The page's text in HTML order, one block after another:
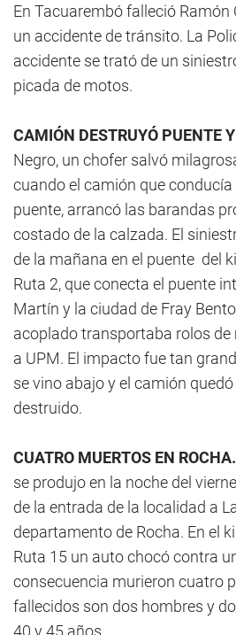
En Tacuarembó falleció Ramón
un accidente de tránsito. La
accidente se trató de un
picada de motos.
CAMIÓN DESTRUYÓ PUENTE
Negro, un chofer salvó
cuando el camión que
puente, arrancó las barandas
costado de la calzada. El
de la mañana en el puente del
Ruta 2, que conecta el puente
Martín y la ciudad de Fray
acoplado transportaba rolos
a UPM. El impacto fue tan
se vino abajo y el camión
destruido.
CUATRO MUERTOS EN ROCHA.
se produjo en la noche del
de la entrada de la localidad a
departamento de Rocha. En el
Ruta 15 un auto chocó contra
consecuencia murieron cuatro
fallecidos son dos hombres y
40 y 45 años.